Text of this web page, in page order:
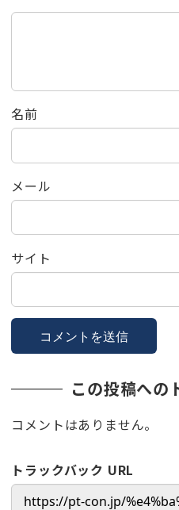
名前
メール
サイト
この投稿への
コメントはありません。
トラックバック URL